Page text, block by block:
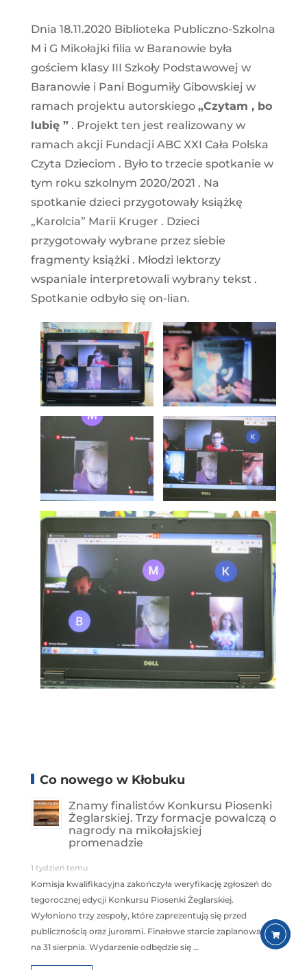
Dnia 18.11.2020 Biblioteka Publiczno-Szkolna
M i G Mikołajki filia w Baranowie była
gościem klasy III Szkoły Podstawowej w
Baranowie i Pani Bogumiły Gibowskiej w
ramach projektu autorskiego „Czytam , bo
lubię ”. Projekt ten jest realizowany w
ramach akcji Fundacji ABC XXI Cała Polska
Czyta Dzieciom . Było to trzecie spotkanie w
tym roku szkolnym 2020/2021 . Na
spotkanie dzieci przygotowały książkę
„Karolcia” Marii Kruger . Dzieci
przygotowały wybrane przez siebie
fragmenty książki . Młodzi lektorzy
wspaniale interpretowali wybrany tekst .
Spotkanie odbyło się on-lian.
Co nowego w Kłobuku
Znamy finalistów Konkursu Piosenki
Żeglarskiej. Trzy formacje powalczą o
nagrody na mikołajskiej
promenadzie
1 tydzień temu
Komisja kwalifikacyjna zakończyła weryfikację zgłoszeń do
tegorocznej edycji Konkursu Piosenki Żeglarskiej.
Wyłoniono trzy zespoły, które zaprezentują się przed
publicznością oraz jurorami. Finałowe starcie zaplanowano
na 31 sierpnia. Wydarzenie odbędzie się …